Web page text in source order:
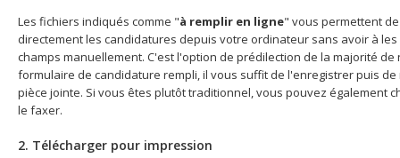
Les fichiers indiqués comme "à remplir en ligne" vous permettent
directement les candidatures depuis votre ordinateur sans avoir à
champs manuellement. C'est l'option de prédilection de la majorité de
formulaire de candidature rempli, il vous suffit de l'enregistrer puis
pièce jointe. Si vous êtes plutôt traditionnel, vous pouvez également
le faxer.
2. Télécharger pour impression